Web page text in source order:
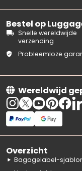
Bestel op
Snelle wereldwijde
verzending
Probleemloze
Wereldwijd
Overzicht
Bagagelabel-